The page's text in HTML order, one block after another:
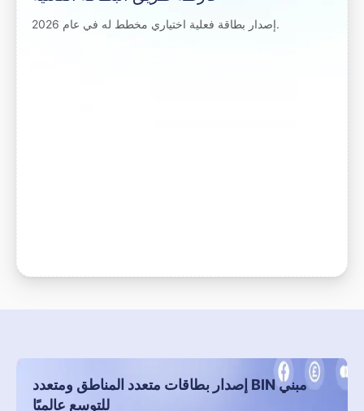
إصدار بطاقة فعلية اختياري مخطط له في عام 2026.
إصدار بطاقات متعدد المناطق ومتعدد BIN مبني
للتوسع عالميًا